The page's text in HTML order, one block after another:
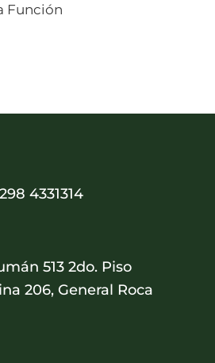
Función
4331314
513 2do. Piso
206, General Roca